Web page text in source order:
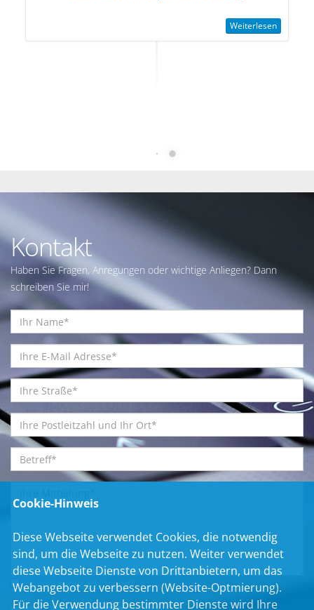
Weiterlesen
Die CSU-Fraktion im Bayerischen Landtag hat mit
aufgefordert, ein ressortübergreifendes
Sofortprogramm „Bayern schneller ans Netz"
aufzulegen. Ziel ist es, drängende Engpässe bei
Netzanschlüssen zu beseitigen, die Energiewende
aktiv mit dem Ausbau der Stromnetze zu
koordinieren und so den Wirtschaftsstandort Bayern
zu sichern. Denn eines ist klar: Neue
Erzeugungsanlagen, Speicher, Industrievorhaben,
Rechenzentren und kommunale Wärmeprojekte
können ihre Potenziale nur dann entfalten, wenn
die nötige Netzinfrastruktur rechtzeitig zur
Verfügung steht.
Quelle:CSU-Fraktion im Bayerischen Landtag
Weiterlesen
22.07.2026
Landtag beschließt BayKiBiG-Reform:
Mehr Geld, weniger Bürokratie und
mehr Verlässlichkeit für Bayerns Kitas
Der Bayerische Landtag hat heute die umfassende
Reform des Bayerischen Kinderbildungs- und -
Cookie-Hinweis
Diese Webseite verwendet Cookies, die notwendig
sind, um die Webseite zu nutzen. Weiter verwendet
diese Webseite Dienste von Drittanbietern, um das
Webangebot zu verbessern (Website-Optmierung).
Für die Verwendung bestimmter Dienste wird Ihre